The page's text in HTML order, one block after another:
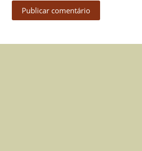
Publicar comentário